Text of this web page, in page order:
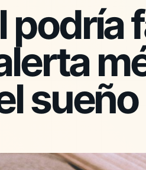
podría
sueño